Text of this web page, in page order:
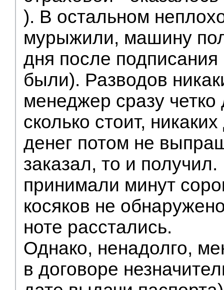
). В остальном
мурыжили, машину
дня после
были). Разводов
менеджер сразу
сколько стоит,
денег потом не
заказал, то и
принимали минут
косяков не
ноте расстались.
Однако, ненадолго,
в договоре